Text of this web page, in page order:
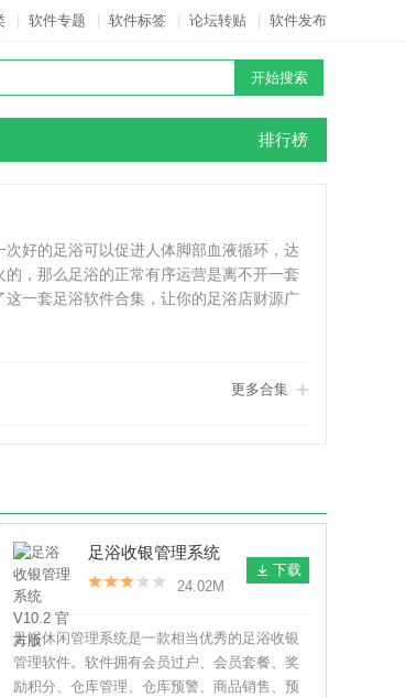
软件专题 软件标签 论坛转贴 软件发布
排行榜
好的足浴可以促进人体脚部血液循环，达
，那么足浴的正常有序运营是离不开一套
一套足浴软件合集，让你的足浴店财源广
更多合集
足浴收银管理系统
V10.2 官方版
24.02M
下载
足浴休闲管理系统是一款相当优秀的足浴收银
管理软件。软件拥有会员过户、会员套餐、奖
励积分、仓库管理、仓库预警、商品销售、预